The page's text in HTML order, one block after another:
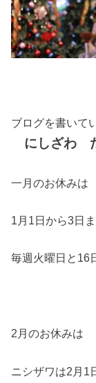
ブログを書いて
にしざわ
一月のお休みは
1月1日から3日
毎週火曜日と16
2月のお休みは
ニシザワは2月1